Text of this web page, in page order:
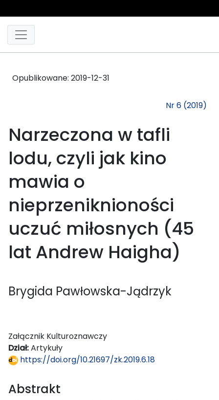
Opublikowane: 2019-12-31
Nr 6 (2019)
Narzeczona w tafli
lodu, czyli jak kino
mawia o
nieprzeniknioności
uczuć miłosnych (45
lat Andrew Haigha)
Brygida Pawłowska-Jądrzyk
Załącznik Kulturoznawczy
Dział:Artykuły
https://doi.org/10.21697/zk.2019.6.18
Abstrakt